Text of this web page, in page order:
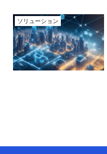
ソリューション